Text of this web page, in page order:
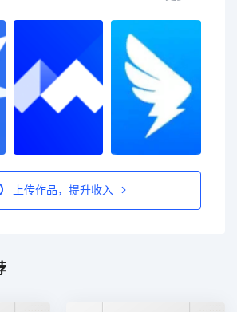
上传作品，提升收入